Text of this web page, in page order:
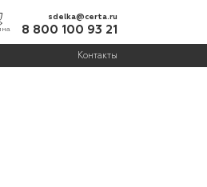
sdelka@certa.ru
8 800 100 93 21
Контакты